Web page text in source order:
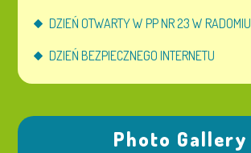
DZIEŃ OTWARTY W PP NR 23 W RADOMIU
DZIEŃ BEZPIECZNEGO INTERNETU
Photo Gallery